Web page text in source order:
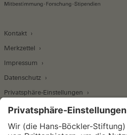
Kontakt
Merkzettel
Impressum
Datenschutz
Privatsphäre-Einstellungen
Wirtschafts- und